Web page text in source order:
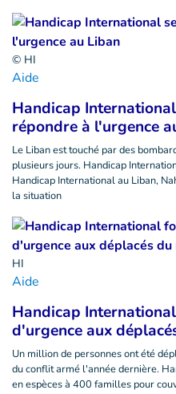
© HI
Aide
Handicap
répondre à l'urgence
Le Liban est touché par des
plusieurs jours. Handicap
Handicap International au Liban,
la situation
HI
Aide
Handicap
d'urgence aux
Un million de personnes ont été
du conflit armé l'année dernière.
en espèces à 400 familles pour